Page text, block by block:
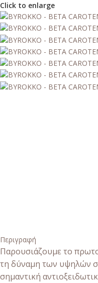
Click to enlarge
Περιγραφή
Παρουσιάζουμε το
τη δύναμη των υψηλών
σημαντική